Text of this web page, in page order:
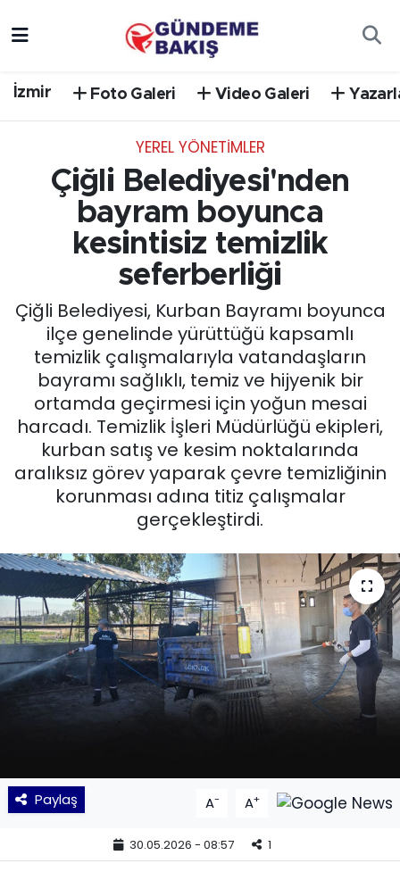
İzmir Foto Galeri Video Galeri
YEREL YÖNETİMLER
Çiğli Belediyesi'nden
bayram boyunca
kesintisiz temizlik
seferberliği
Çiğli Belediyesi, Kurban Bayramı boyunca
ilçe genelinde yürüttüğü kapsamlı
temizlik çalışmalarıyla vatandaşların
bayramı sağlıklı, temiz ve hijyenik bir
ortamda geçirmesi için yoğun mesai
harcadı. Temizlik İşleri Müdürlüğü ekipleri,
kurban satış ve kesim noktalarında
aralıksız görev yaparak çevre temizliğinin
korunması adına titiz çalışmalar
gerçekleştirdi.
Paylaş A- A+
30.05.2026 - 08:57 1
EGE
EĞİTİM
English News
GÜNCEL
KÜLTÜR SANAT
MAGAZİN
SAĞLIK
Siyaset
SPOR
TEKNOLOJİ
YEREL POLİTİKA
YEREL YÖNETİMLER
Trafik Durumu
Süper Lig Puan Durumu ve Fikstür
Tüm Manşetler
Haber Arşivi